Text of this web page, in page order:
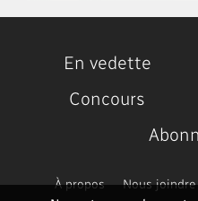
En vedette
Concours
À propos Nous joindre